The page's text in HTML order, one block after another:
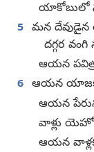
యాకోబులో
5 మన
దగ్గర
ఆయన
6 ఆయన
ఆయన
వాళ్లు
ఆయన